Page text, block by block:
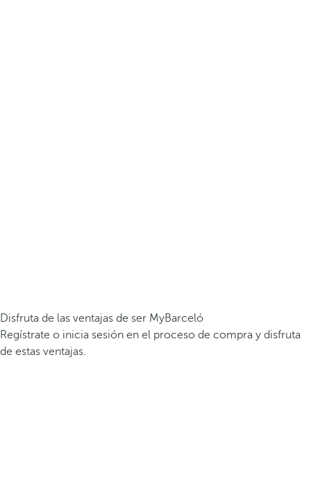
Disfruta de las ventajas de ser MyBarceló
Regístrate o inicia sesión en el proceso de compra y disfruta
de estas ventajas.